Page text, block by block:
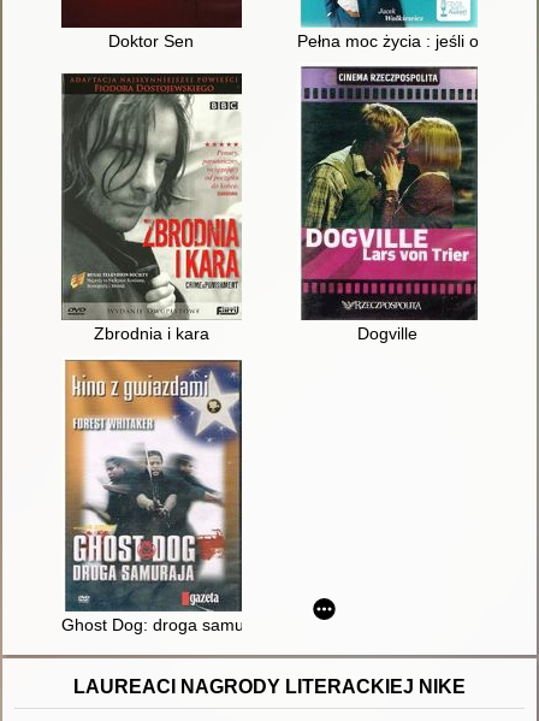
Doktor Sen Pełna moc życia : jeśli o
Zbrodnia i kara Dogville
Ghost Dog: droga samuraja
LAUREACI NAGRODY LITERACKIEJ NIKE